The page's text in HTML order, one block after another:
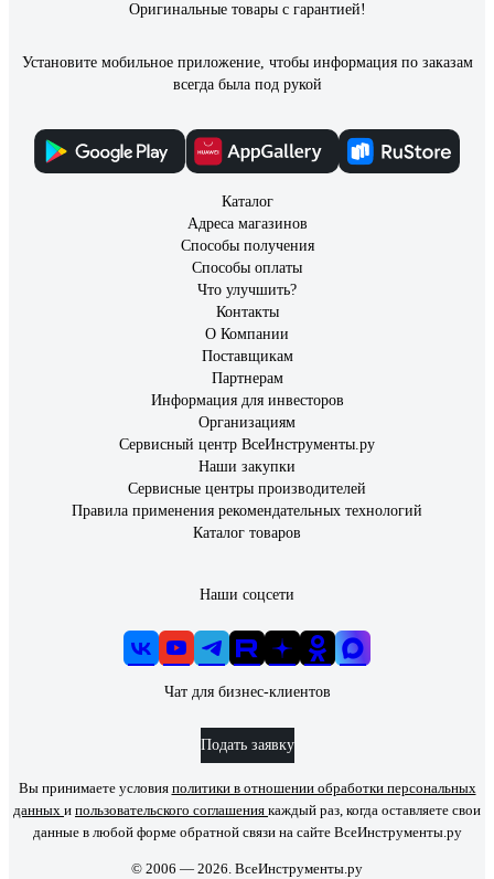
Оригинальные товары с гарантией!
Установите мобильное приложение, чтобы информация по заказам
всегда была под рукой
Каталог
Адреса магазинов
Способы получения
Способы оплаты
Что улучшить?
Контакты
О Компании
Поставщикам
Партнерам
Информация для инвесторов
Организациям
Сервисный центр ВсеИнструменты.ру
Наши закупки
Сервисные центры производителей
Правила применения рекомендательных технологий
Каталог товаров
Наши соцсети
Чат для бизнес-клиентов
Подать заявку
Вы принимаете условия политики в отношении обработки персональных
данных и пользовательского соглашения каждый раз, когда оставляете свои
данные в любой форме обратной связи на сайте ВсеИнструменты.ру
© 2006 — 2026. ВсеИнструменты.ру